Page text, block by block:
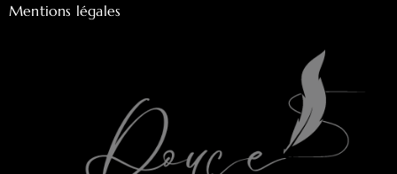
Mentions légales